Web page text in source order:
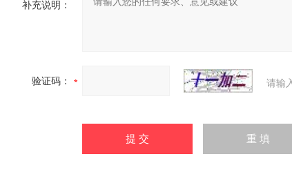
补充说明：
验证码： 请输